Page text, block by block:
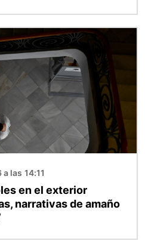
las 14:11
en el exterior
narrativas de amaño